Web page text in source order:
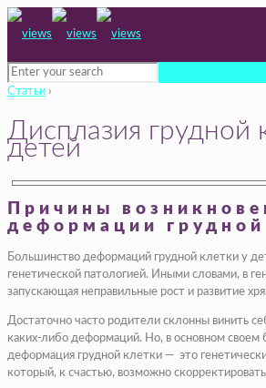
Статьи ›
Дисплазия грудной
детей
Причины
деформации грудной
Большинство деформаций грудной клетки у
генетической патологией. Иными словами, в
запускающая неправильные рост и развитие
Достаточно часто родители склонны винить
каких-либо деформаций. Но, в основном своем
деформация грудной клетки — это
который, к счастью, возможно